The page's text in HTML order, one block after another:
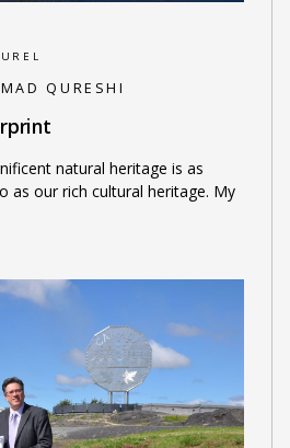
QURESHI
natural heritage is as
as our rich cultural heritage. My